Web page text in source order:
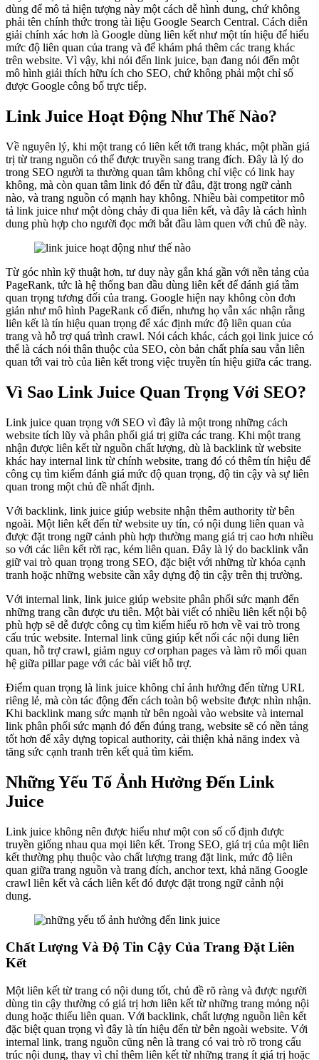
dùng để mô tả hiện tượng này một cách dễ hình dung, chứ không
phải tên chính thức trong tài liệu Google Search Central. Cách diễn
giải chính xác hơn là Google dùng liên kết như một tín hiệu để hiểu
mức độ liên quan của trang và để khám phá thêm các trang khác
trên website. Vì vậy, khi nói đến link juice, bạn đang nói đến một
mô hình giải thích hữu ích cho SEO, chứ không phải một chỉ số
được Google công bố trực tiếp.
Link Juice Hoạt Động Như Thế Nào?
Về nguyên lý, khi một trang có liên kết tới trang khác, một phần giá
trị từ trang nguồn có thể được truyền sang trang đích. Đây là lý do
trong SEO người ta thường quan tâm không chỉ việc có link hay
không, mà còn quan tâm link đó đến từ đâu, đặt trong ngữ cảnh
nào, và trang nguồn có mạnh hay không. Nhiều bài competitor mô
tả link juice như một dòng chảy đi qua liên kết, và đây là cách hình
dung phù hợp cho người đọc mới bắt đầu làm quen với chủ đề này.
Từ góc nhìn kỹ thuật hơn, tư duy này gắn khá gần với nền tảng của
PageRank, tức là hệ thống ban đầu dùng liên kết để đánh giá tầm
quan trọng tương đối của trang. Google hiện nay không còn đơn
giản như mô hình PageRank cổ điển, nhưng họ vẫn xác nhận rằng
liên kết là tín hiệu quan trọng để xác định mức độ liên quan của
trang và hỗ trợ quá trình crawl. Nói cách khác, cách gọi link juice có
thể là cách nói thân thuộc của SEO, còn bản chất phía sau vẫn liên
quan tới vai trò của liên kết trong việc truyền tín hiệu giữa các trang.
Vì Sao Link Juice Quan Trọng Với SEO?
Link juice quan trọng với SEO vì đây là một trong những cách
website tích lũy và phân phối giá trị giữa các trang. Khi một trang
nhận được liên kết từ nguồn chất lượng, dù là backlink từ website
khác hay internal link từ chính website, trang đó có thêm tín hiệu để
công cụ tìm kiếm đánh giá mức độ quan trọng, độ tin cậy và sự liên
quan trong một chủ đề nhất định.
Với backlink, link juice giúp website nhận thêm authority từ bên
ngoài. Một liên kết đến từ website uy tín, có nội dung liên quan và
được đặt trong ngữ cảnh phù hợp thường mang giá trị cao hơn nhiều
so với các liên kết rời rạc, kém liên quan. Đây là lý do backlink vẫn
giữ vai trò quan trọng trong SEO, đặc biệt với những từ khóa cạnh
tranh hoặc những website cần xây dựng độ tin cậy trên thị trường.
Với internal link, link juice giúp website phân phối sức mạnh đến
những trang cần được ưu tiên. Một bài viết có nhiều liên kết nội bộ
phù hợp sẽ dễ được công cụ tìm kiếm hiểu rõ hơn về vai trò trong
cấu trúc website. Internal link cũng giúp kết nối các nội dung liên
quan, hỗ trợ crawl, giảm nguy cơ orphan pages và làm rõ mối quan
hệ giữa pillar page với các bài viết hỗ trợ.
Điểm quan trọng là link juice không chỉ ảnh hưởng đến từng URL
riêng lẻ, mà còn tác động đến cách toàn bộ website được nhìn nhận.
Khi backlink mang sức mạnh từ bên ngoài vào website và internal
link phân phối sức mạnh đó đến đúng trang, website sẽ có nền tảng
tốt hơn để xây dựng topical authority, cải thiện khả năng index và
tăng sức cạnh tranh trên kết quả tìm kiếm.
Những Yếu Tố Ảnh Hưởng Đến Link
Juice
Link juice không nên được hiểu như một con số cố định được
truyền giống nhau qua mọi liên kết. Trong SEO, giá trị của một liên
kết thường phụ thuộc vào chất lượng trang đặt link, mức độ liên
quan giữa trang nguồn và trang đích, anchor text, khả năng Google
crawl liên kết và cách liên kết đó được đặt trong ngữ cảnh nội
dung.
Chất Lượng Và Độ Tin Cậy Của Trang Đặt Liên
Kết
Một liên kết từ trang có nội dung tốt, chủ đề rõ ràng và được người
dùng tin cậy thường có giá trị hơn liên kết từ những trang mỏng nội
dung hoặc thiếu liên quan. Với backlink, chất lượng nguồn liên kết
đặc biệt quan trọng vì đây là tín hiệu đến từ bên ngoài website. Với
internal link, trang nguồn cũng nên là trang có vai trò rõ trong cấu
trúc nội dung, thay vì chỉ thêm liên kết từ những trang ít giá trị hoặc